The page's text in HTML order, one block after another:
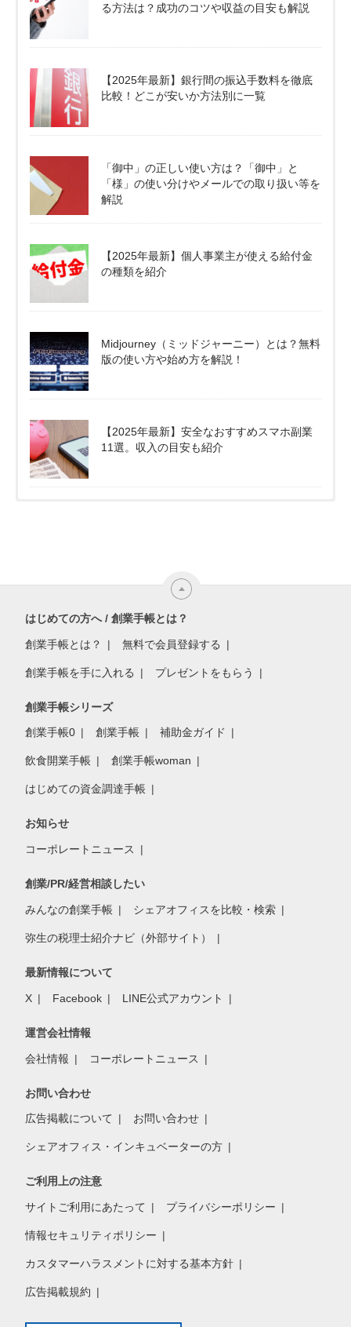
る方法は？成功のコツや収益の目安も解説
【2025年最新】銀行間の振込手数料を徹底
比較！どこが安いか方法別に一覧
「御中」の正しい使い方は？「御中」と
「様」の使い分けやメールでの取り扱い等を
解説
【2025年最新】個人事業主が使える給付金
の種類を紹介
Midjourney（ミッドジャーニー）とは？無料
版の使い方や始め方を解説！
【2025年最新】安全なおすすめスマホ副業
11選。収入の目安も紹介
はじめての方へ / 創業手帳とは？
創業手帳とは？ 無料で会員登録する
創業手帳を手に入れる プレゼントをもらう
創業手帳シリーズ
創業手帳0 創業手帳 補助金ガイド
飲食開業手帳 創業手帳woman
はじめての資金調達手帳
お知らせ
コーポレートニュース
創業/PR/経営相談したい
みんなの創業手帳 シェアオフィスを比較・検索
弥生の税理士紹介ナビ（外部サイト）
最新情報について
X Facebook LINE公式アカウント
運営会社情報
会社情報 コーポレートニュース
お問い合わせ
広告掲載について お問い合わせ
シェアオフィス・インキュベーターの方
ご利用上の注意
サイトご利用にあたって プライバシーポリシー
情報セキュリティポリシー
カスタマーハラスメントに対する基本方針
広告掲載規約